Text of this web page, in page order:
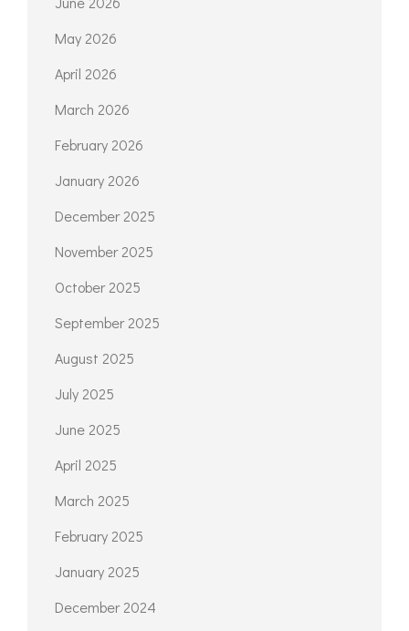
May 2026
April 2026
March 2026
February 2026
January 2026
December 2025
November 2025
October 2025
September 2025
August 2025
July 2025
June 2025
April 2025
March 2025
February 2025
January 2025
December 2024